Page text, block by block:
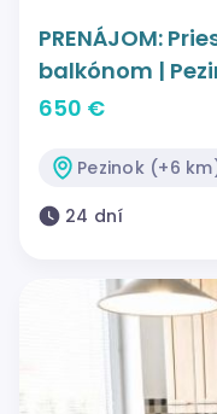
PRENÁJOM:
balkónom |
650 €
Pezinok (+6
24 dní